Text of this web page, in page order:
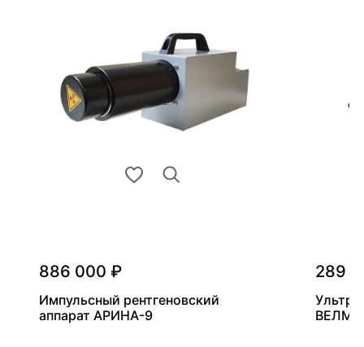
886 000 ₽
Импульсный рентгеновский
аппарат АРИНА-9
289